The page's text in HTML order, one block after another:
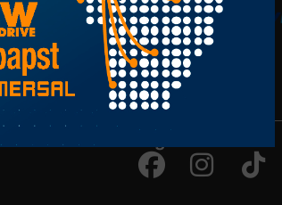
FacebookInstagramTiktok